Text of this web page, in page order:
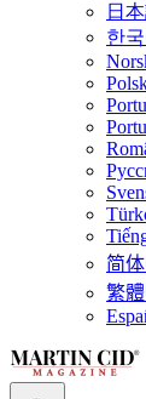
日
한
简
繁